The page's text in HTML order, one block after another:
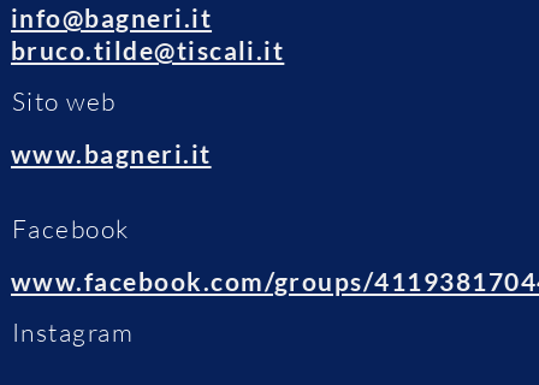
info@bagneri.it
bruco.tilde@tiscali.it
Sito web
www.bagneri.it
Facebook
www.facebook.com/groups/
Instagram